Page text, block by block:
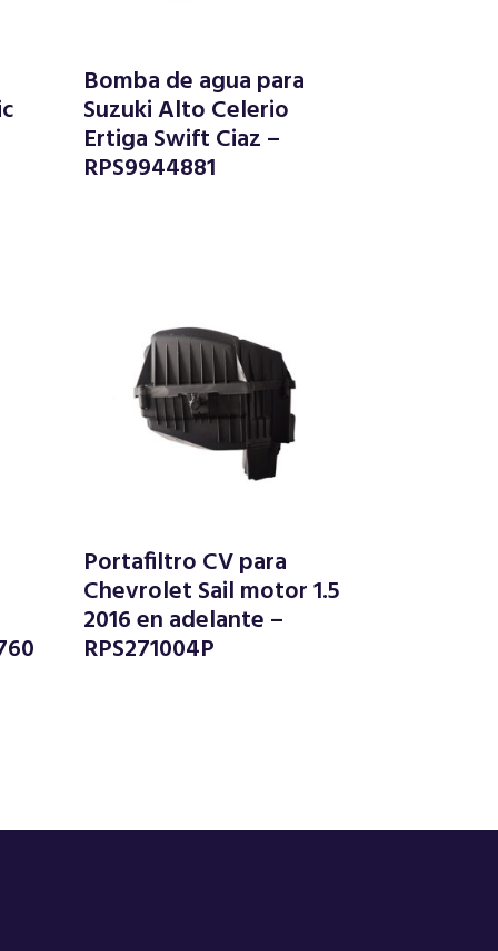
Bomba de agua para
Suzuki Alto Celerio
Ertiga Swift Ciaz –
RPS9944881
Portafiltro CV para
Chevrolet Sail motor 1.5
2016 en adelante –
RPS271004P